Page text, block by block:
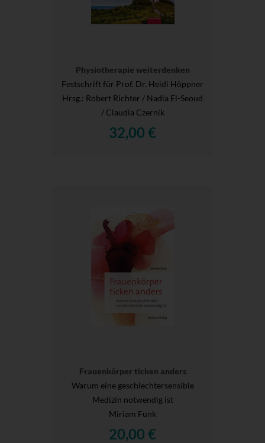
Physiotherapie weiterdenken
Festschrift für Prof. Dr. Heidi Höppner
Hrsg.: Robert Richter / Nadia El-Seoud
/ Claudia Czernik
32,00 €
Frauenkörper ticken anders
Warum eine geschlechtersensible
Medizin notwendig ist
Miriam Funk
20,00 €